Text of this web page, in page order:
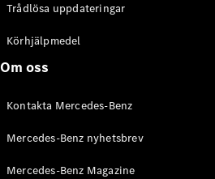
Mercedes-
Trådlösa uppdateringar
Körhjälpmedel
Om oss
Kontakta Mercedes-Benz
Mercedes-Benz nyhetsbrev
Mercedes-Benz Magazine